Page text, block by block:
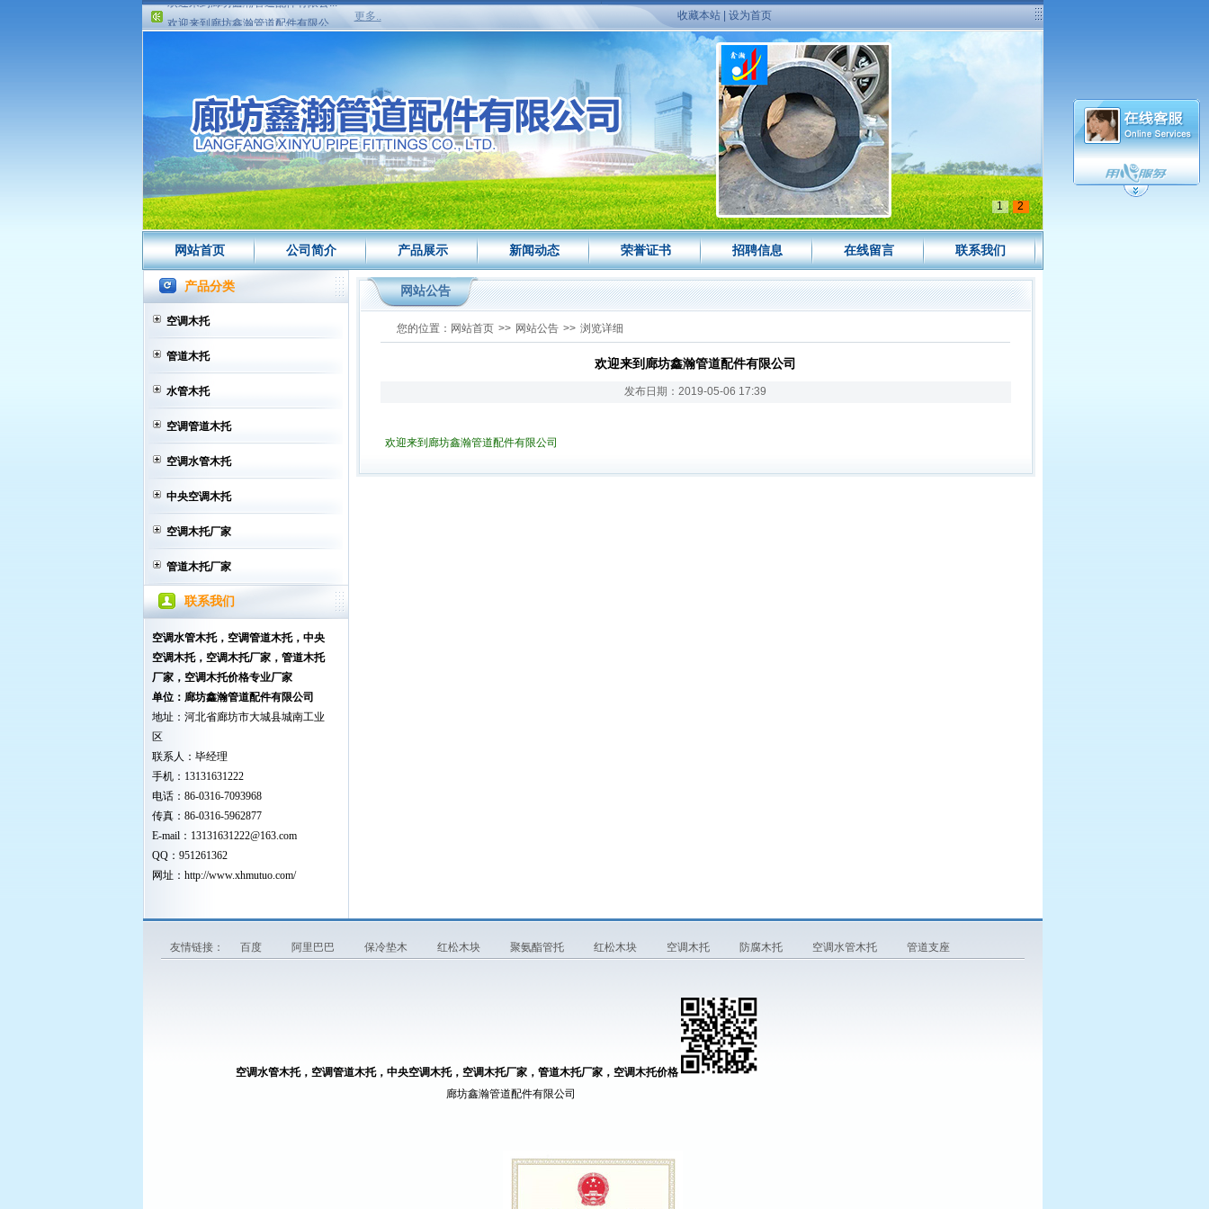
欢迎来到廊坊鑫瀚管道配件有限公...
更多.. 收藏本站| 设为首页
1 2
网站首页 公司简介 产品展示 新闻动态 荣誉证书 招聘信息 在线留言 联系我们
产品分类
空调木托
管道木托
水管木托
空调管道木托
空调水管木托
中央空调木托
空调木托厂家
管道木托厂家
联系我们
空调水管木托，空调管道木托，中央
空调木托，空调木托厂家，管道木托
厂家，空调木托价格专业厂家
单位：廊坊鑫瀚管道配件有限公司
地址：河北省廊坊市大城县城南工业
区
联系人：毕经理
手机：13131631222
电话：86-0316-7093968
传真：86-0316-5962877
E-mail： 13131631222@163.com
QQ：951261362
网址： http://www.xhmutuo.com/
网站公告
您的位置： 网站首页 >> 网站公告 >> 浏览详细
欢迎来到廊坊鑫瀚管道配件有限公司
发布日期：2019-05-06 17:39
欢迎来到廊坊鑫瀚管道配件有限公司
友情链接： 百度 阿里巴巴 保冷垫木 红松木块 聚氨酯管托 红松木块 空调木托 防腐木托 空调水管木托 管道支座
空调水管木托，空调管道木托，中央空调木托，空调木托厂家，管道木托厂家，空调木托价格
廊坊鑫瀚管道配件有限公司